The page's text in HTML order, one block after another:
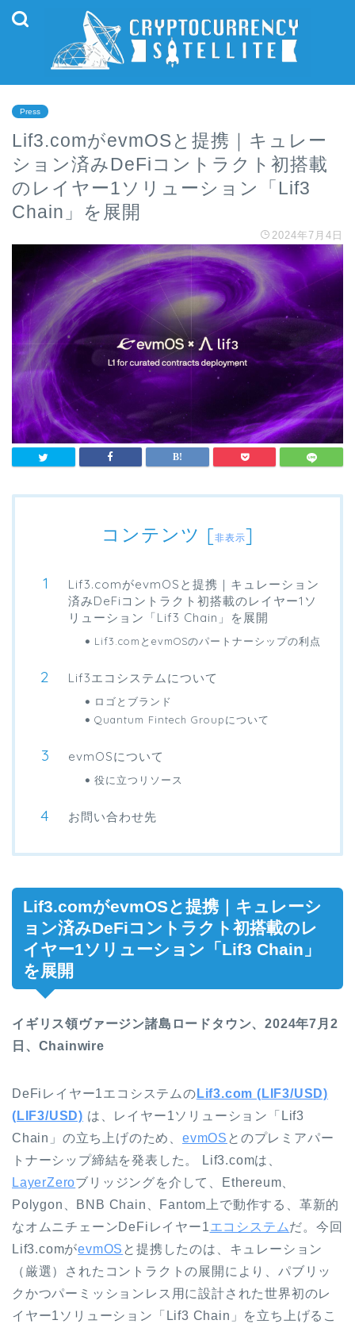
Press
Lif3.comがevmOSと提携｜キュレー
ション済みDeFiコントラクト初搭載
のレイヤー1ソリューション「Lif3
Chain」を展開
2024年7月4日
コンテンツ [非表示]
Lif3.comがevmOSと提携｜キュレーション
済みDeFiコントラクト初搭載のレイヤー1ソ
リューション「Lif3 Chain」を展開
Lif3.comとevmOSのパートナーシップの利点
Lif3エコシステムについて
ロゴとブランド
Quantum Fintech Groupについて
evmOSについて
役に立つリソース
お問い合わせ先
Lif3.comがevmOSと提携｜キュレーシ
ョン済みDeFiコントラクト初搭載のレ
イヤー1ソリューション「Lif3 Chain」
を展開
イギリス領ヴァージン諸島ロードタウン、2024年7月2
日、Chainwire
DeFiレイヤー1エコシステムの Lif3.com (LIF3/USD)
(LIF3/USD) は、レイヤー1ソリューション「Lif3
Chain」の立ち上げのため、 evmOS とのプレミアパー
トナーシップ締結を発表した。 Lif3.comは、
LayerZeroブリッジングを介して、Ethereum、
Polygon、BNB Chain、Fantom上で動作する、革新的
なオムニチェーンDeFiレイヤー1エコシステムだ。今回
Lif3.comがevmOS と提携したのは、キュレーション
（厳選）されたコントラクトの展開により、パブリッ
クかつパーミッションレス用に設計された世界初のレ
イヤー1ソリューション「Lif3 Chain」を立ち上げるこ